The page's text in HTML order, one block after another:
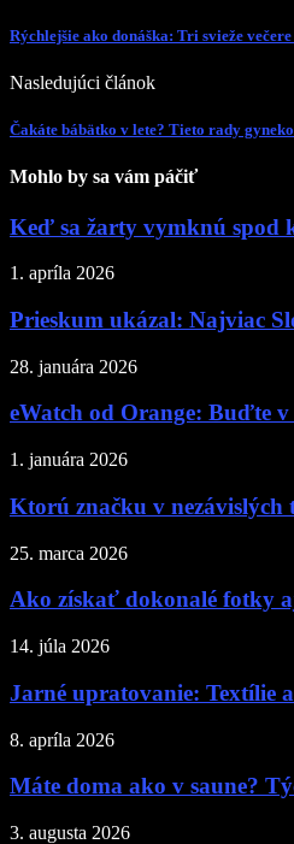
Rýchlejšie ako donáška: Tri svieže
Nasledujúci článok
Čakáte bábätko v lete? Tieto rady
Mohlo by sa vám páčiť
Keď sa žarty vymknú spod
1. apríla 2026
Prieskum ukázal: Najviac
28. januára 2026
eWatch od Orange: Buďte
1. januára 2026
Ktorú značku v nezávislých
25. marca 2026
Ako získať dokonalé fotky
14. júla 2026
Jarné upratovanie: Textílie
8. apríla 2026
Máte doma ako v saune?
3. augusta 2026